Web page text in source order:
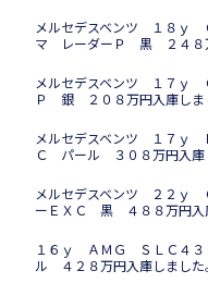
メルセデスベンツ １８ｙ
マ レーダーＰ 黒 ２４８
メルセデスベンツ １７ｙ
Ｐ 銀 ２０８万円入庫しま
メルセデスベンツ １７
Ｃ パール ３０８万円入庫
メルセデスベンツ ２２
ーＥＸＣ 黒 ４８８万円入
１６ｙ ＡＭＧ ＳＬＣ４
ル ４２８万円入庫しました